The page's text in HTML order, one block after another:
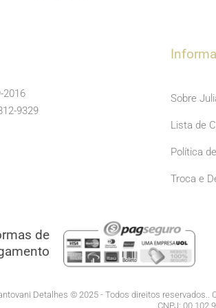
2016
9329
Sobre
Lista de
Política
Troca e
de
Detalhes © 2025 - Todos direitos reservados..
CNPJ: